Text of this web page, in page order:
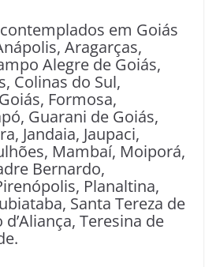
em Goiás
Aragarças,
Alegre de Goiás,
Colinas do Sul,
Formosa,
Guarani de Goiás,
Jandaia, Jaupaci,
Mambaí, Moiporá,
Bernardo,
Planaltina,
Santa Tereza de
d’Aliança, Teresina de